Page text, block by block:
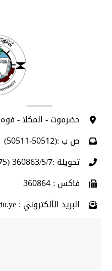
حضرموت - المكلا - فوه
ص ب :(50512-50511)
تحويلة :360863/5/7 (009675)
فاكس : 360864
البريد الألكتروني : info@hu.edu.ye